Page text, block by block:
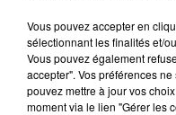
ACTUS
Vous pouvez accepter en
sélectionnant les finalités et/
Vous pouvez également
accepter". Vos préférences
pouvez mettre à jour vos
moment via le lien "Gérer les